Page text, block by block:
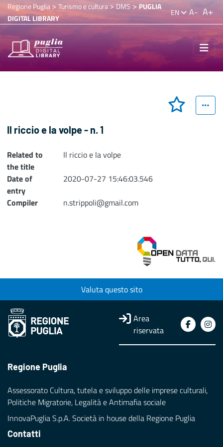
Regione Puglia> Turismo e cultura>DMS > PUGLIA
DIGITAL LIBRARY
EN A- A+
Il riccio e la volpe - n. 1
Related to
the title
Il riccio e la volpe
Date of
entry
2020-07-27 15:46:03.546
Compiler
n.strippoli@gmail.com
Valuta questo sito
Area
riservata
Regione Puglia
Assessorato Cultura, tutela e sviluppo delle imprese culturali,
Politiche Migratorie, Legalità e Antimafia sociale
InnovaPuglia S.p.A. Società in house della Regione Puglia
Contatti